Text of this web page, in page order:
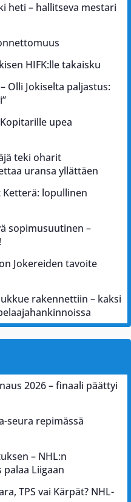
heti – hallitseva mestari
HIFK:lle takaisku
Olli Jokiselta paljastus:
upea
teki oharit
uransa yllättäen
lopullinen
sopimusuutinen –
Jokereiden tavoite
rakennettiin – kaksi
2026 – finaali päättyi
seura repimässä
– NHL:n
Liigaan
TPS vai Kärpät? NHL-